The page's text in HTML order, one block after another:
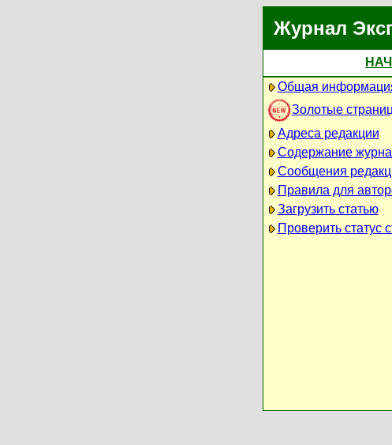
Журнал
Общая
Золотые
Адреса редакции
Содержание
Сообщения
Правила для
Загрузить статью
Проверить статус